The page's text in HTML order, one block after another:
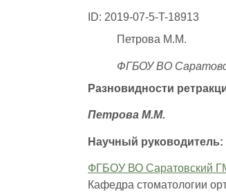
ID: 2019-07-5-T-18913
Петрова М.М.
ФГБОУ ВО
Разновидности
Петрова М.М.
Научный руководитель:
ФГБОУ ВО Саратовский
Кафедра стоматологии